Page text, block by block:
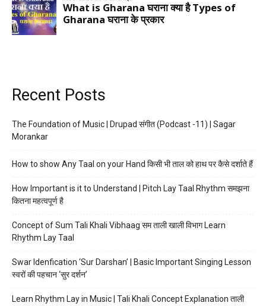
Recent Posts
The Foundation of Music | Drupad संगीत (Podcast -11) | Sagar
Morankar
How to show Any Taal on your Hand किसी भी ताल को हाथ पर कैसे दर्शाते हैं
How Important is it to Understand | Pitch Lay Taal Rhythm समझना
कितना महत्वपूर्ण है
Concept of Sum Tali Khali Vibhaag सम ताली खाली विभाग Learn
Rhythm Lay Taal
Swar Idenfication ‘Sur Darshan’ | Basic Important Singing Lesson
स्वरों की पहचान ‘सुर दर्शन’
Learn Rhythm Lay in Music | Tali Khali Concept Explanation ताली